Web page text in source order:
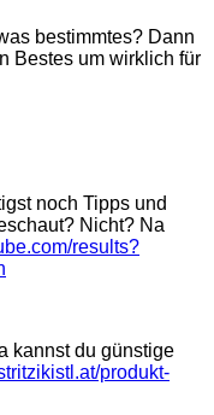
bestimmtes? Dann
Bestes um wirklich für
noch Tipps und
Nicht? Na
results?
kannst du günstige
produkt-